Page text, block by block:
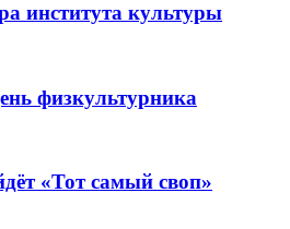
института культуры
физкультурника
«Тот самый своп»